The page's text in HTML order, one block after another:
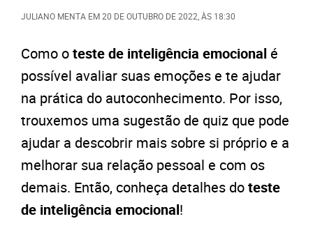
JULIANO MENTA EM20 DE OUTUBRO DE 2022 , ÀS 18:30
Como oteste de inteligência emocional é
possível avaliar suas emoções e te ajudar
na prática do autoconhecimento. Por isso,
trouxemos uma sugestão de quiz que pode
ajudar a descobrir mais sobre si próprio e a
melhorar sua relação pessoal e com os
demais. Então, conheça detalhes doteste
de inteligência emocional!